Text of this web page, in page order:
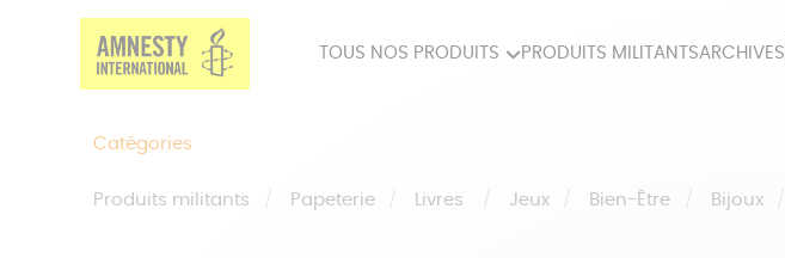
TOUS NOS PRODUITS PRODUITS MILITANTSARCHIVES
Catégories
Produits militants Papeterie Livres Jeux Bien-Être Bijoux